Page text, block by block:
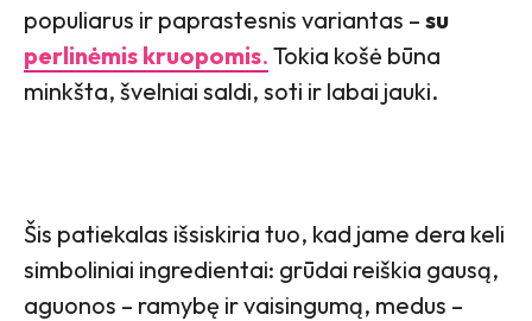
populiarus ir paprastesnis variantas – su
perlinėmis kruopomis. Tokia košė būna
minkšta, švelniai saldi, soti ir labai jauki.
Šis patiekalas išsiskiria tuo, kad jame dera keli
simboliniai ingredientai: grūdai reiškia gausą,
aguonos – ramybę ir vaisingumą, medus –